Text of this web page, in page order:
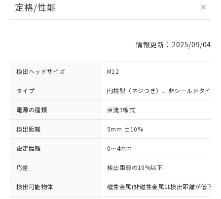
定格/性能
情報更新：2025/09/04
検出ヘッドサイズ M12
タイプ 円柱型（ネジつき）、非シールドタイプ
電源の種類 直流3線式
検出距離 5mm ±10%
設定距離 0～4mm
応差 検出距離の10%以下
検出可能物体 磁性金属(非磁性金属は検出距離が低下し